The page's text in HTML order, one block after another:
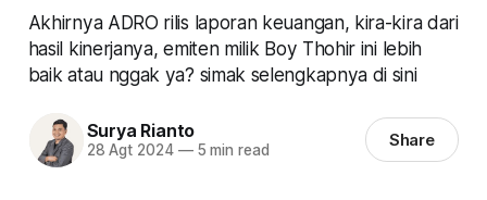
Akhirnya ADRO rilis laporan keuangan, kira-kira dari
hasil kinerjanya, emiten milik Boy Thohir ini lebih
baik atau nggak ya? simak selengkapnya di sini
Surya Rianto
28 Agt 2024 —5 min read Share